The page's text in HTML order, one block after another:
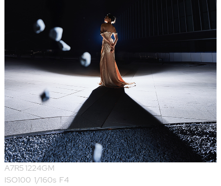
A7R5 1224GM
ISO100 1/160s F4